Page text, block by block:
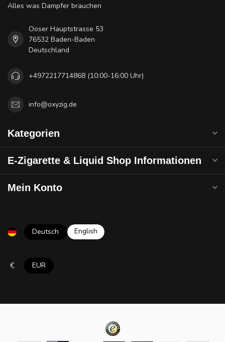
Alles was Dampfer brauchen
Ooser Hauptstrasse 53
76532 Baden-Baden
Deutschland
+4972217714868 (10:00-16:00 Uhr)
info@oxyzig.de
Kategorien
E-Zigarette & Liquid Shop Informationen
Mein Konto
Deutsch English
€ EUR